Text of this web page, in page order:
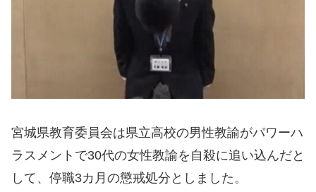
宮城県教育委員会は県立高校の男性教諭がパワーハ
ラスメントで30代の女性教諭を自殺に追い込んだと
して、停職3カ月の懲戒処分としました。